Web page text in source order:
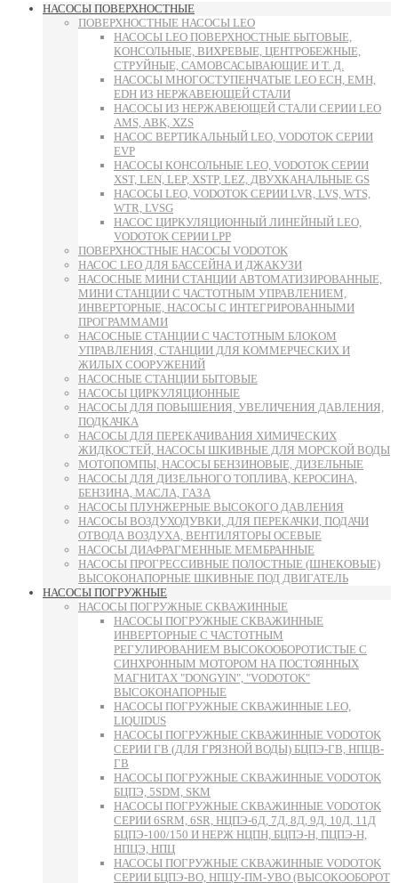
НАСОСЫ ПОВЕРХНОСТНЫЕ
ПОВЕРХНОСТНЫЕ НАСОСЫ LEO
НАСОСЫ LEO ПОВЕРХНОСТНЫЕ БЫТОВЫЕ,
КОНСОЛЬНЫЕ, ВИХРЕВЫЕ, ЦЕНТРОБЕЖНЫЕ,
СТРУЙНЫЕ, САМОВСАСЫВАЮЩИЕ И Т. Д.
НАСОСЫ МНОГОСТУПЕНЧАТЫЕ LEO ECH, EMH,
EDH ИЗ НЕРЖАВЕЮЩЕЙ СТАЛИ
НАСОСЫ ИЗ НЕРЖАВЕЮЩЕЙ СТАЛИ СЕРИИ LEO
AMS, ABK, XZS
НАСОС ВЕРТИКАЛЬНЫЙ LEO, VODOTOK СЕРИИ
EVP
НАСОСЫ КОНСОЛЬНЫЕ LEO, VODOTOK СЕРИИ
XST, LEN, LEP, XSTP, LEZ, ДВУХКАНАЛЬНЫЕ GS
НАСОСЫ LEO, VODOTOK СЕРИИ LVR, LVS, WTS,
WTR, LVSG
НАСОС ЦИРКУЛЯЦИОННЫЙ ЛИНЕЙНЫЙ LEO,
VODOTOK СЕРИИ LPP
ПОВЕРХНОСТНЫЕ НАСОСЫ VODOTOK
НАСОС LEO ДЛЯ БАССЕЙНА И ДЖАКУЗИ
НАСОСНЫЕ МИНИ СТАНЦИИ АВТОМАТИЗИРОВАННЫЕ,
МИНИ СТАНЦИИ С ЧАСТОТНЫМ УПРАВЛЕНИЕМ,
ИНВЕРТОРНЫЕ, НАСОСЫ С ИНТЕГРИРОВАННЫМИ
ПРОГРАММАМИ
НАСОСНЫЕ СТАНЦИИ С ЧАСТОТНЫМ БЛОКОМ
УПРАВЛЕНИЯ, СТАНЦИИ ДЛЯ КОММЕРЧЕСКИХ И
ЖИЛЫХ СООРУЖЕНИЙ
НАСОСНЫЕ СТАНЦИИ БЫТОВЫЕ
НАСОСЫ ЦИРКУЛЯЦИОННЫЕ
НАСОСЫ ДЛЯ ПОВЫШЕНИЯ, УВЕЛИЧЕНИЯ ДАВЛЕНИЯ,
ПОДКАЧКА
НАСОСЫ ДЛЯ ПЕРЕКАЧИВАНИЯ ХИМИЧЕСКИХ
ЖИДКОСТЕЙ, НАСОСЫ ШКИВНЫЕ ДЛЯ МОРСКОЙ ВОДЫ
МОТОПОМПЫ, НАСОСЫ БЕНЗИНОВЫЕ, ДИЗЕЛЬНЫЕ
НАСОСЫ ДЛЯ ДИЗЕЛЬНОГО ТОПЛИВА, КЕРОСИНА,
БЕНЗИНА, МАСЛА, ГАЗА
НАСОСЫ ПЛУНЖЕРНЫЕ ВЫСОКОГО ДАВЛЕНИЯ
НАСОСЫ ВОЗДУХОДУВКИ, ДЛЯ ПЕРЕКАЧКИ, ПОДАЧИ
ОТВОДА ВОЗДУХА, ВЕНТИЛЯТОРЫ ОСЕВЫЕ
НАСОСЫ ДИАФРАГМЕННЫЕ МЕМБРАННЫЕ
НАСОСЫ ПРОГРЕССИВНЫЕ ПОЛОСТНЫЕ (ШНЕКОВЫЕ)
ВЫСОКОНАПОРНЫЕ ШКИВНЫЕ ПОД ДВИГАТЕЛЬ
НАСОСЫ ПОГРУЖНЫЕ
НАСОСЫ ПОГРУЖНЫЕ СКВАЖИННЫЕ
НАСОСЫ ПОГРУЖНЫЕ СКВАЖИННЫЕ
ИНВЕРТОРНЫЕ С ЧАСТОТНЫМ
РЕГУЛИРОВАНИЕМ ВЫСОКООБОРОТИСТЫЕ С
СИНХРОННЫМ МОТОРОМ НА ПОСТОЯННЫХ
МАГНИТАХ "DONGYIN", "VODOTOK"
ВЫСОКОНАПОРНЫЕ
НАСОСЫ ПОГРУЖНЫЕ СКВАЖИННЫЕ LEO,
LIQUIDUS
НАСОСЫ ПОГРУЖНЫЕ СКВАЖИННЫЕ VODOTOK
СЕРИИ ГВ (ДЛЯ ГРЯЗНОЙ ВОДЫ) БЦПЭ-ГВ, НПЦВ-
ГВ
НАСОСЫ ПОГРУЖНЫЕ СКВАЖИННЫЕ VODOTOK
БЦПЭ, 5SDM, SKM
НАСОСЫ ПОГРУЖНЫЕ СКВАЖИННЫЕ VODOTOK
СЕРИИ 6SRM, 6SR, НЦПЭ-6Д, 7Д, 8Д, 9Д, 10Д, 11Д
БЦПЭ-100/150 И НЕРЖ НЦПН, БЦПЭ-Н, ПЦПЭ-Н,
НПЦЭ, НПЦ
НАСОСЫ ПОГРУЖНЫЕ СКВАЖИННЫЕ VODOTOK
СЕРИИ БЦПЭ-ВО, НПЦУ-ПМ-УВО (ВЫСОКООБОРОТ